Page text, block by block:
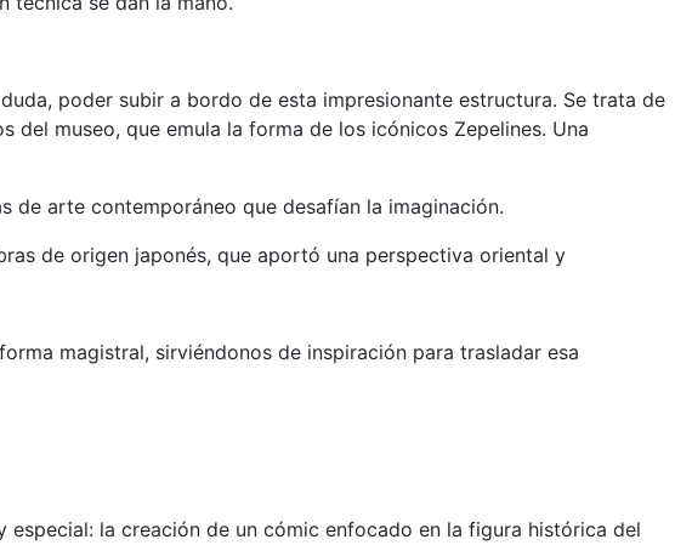
poder subir a bordo de esta impresionante estructura. Se trata de
museo, que emula la forma de los icónicos Zepelines. Una
de arte contemporáneo que desafían la imaginación.
de origen japonés, que aportó una perspectiva oriental y
magistral, sirviéndonos de inspiración para trasladar esa
especial: la creación de un cómic enfocado en la figura histórica del